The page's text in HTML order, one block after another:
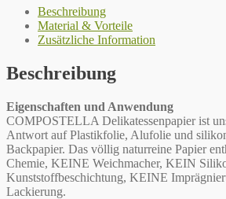
Beschreibung
Material & Vorteile
Zusätzliche Information
Beschreibung
Eigenschaften und Anwendung
COMPOSTELLA Delikatessenpapier ist
Antwort auf Plastikfolie, Alufolie und
Backpapier. Das völlig naturreine Papier
Chemie, KEINE Weichmacher, KEIN
Kunststoffbeschichtung, KEINE
Lackierung.